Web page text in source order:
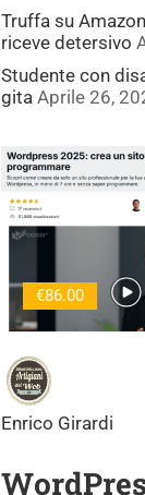
Truffa su
riceve detersivo
Studente con
gita Aprile 26,
€86.00
Enrico Girardi